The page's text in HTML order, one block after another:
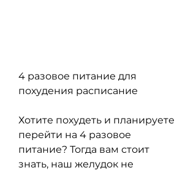
4 разовое питание для
похудения расписание
Хотите похудеть и планируете
перейти на 4 разовое
питание? Тогда вам стоит
знать, наш желудок не